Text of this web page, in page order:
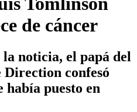
de cáncer
noticia, el papá del
confesó
había puesto en